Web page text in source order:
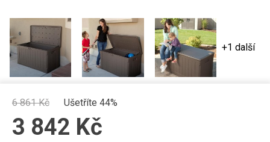
+1 další
6 861Kč Ušetříte 44%
3 842 Kč